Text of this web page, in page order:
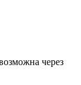
через